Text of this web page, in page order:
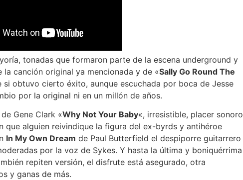
tonadas que formaron parte de la escena underground y
canción original ya mencionada y de «Sally Go Round The
obtuvo cierto éxito, aunque escuchada por boca de Jesse
por la original ni en un millón de años.
Gene Clark «Why Not Your Baby«, irresistible, placer sonoro
que alguien reivindique la figura del ex-byrds y antihéroe
In My Own Dream de Paul Butterfield el despiporre guitarrero
por la voz de Sykes. Y hasta la última y boniquérrima
repiten versión, el disfrute está asegurado, otra
y ganas de más.